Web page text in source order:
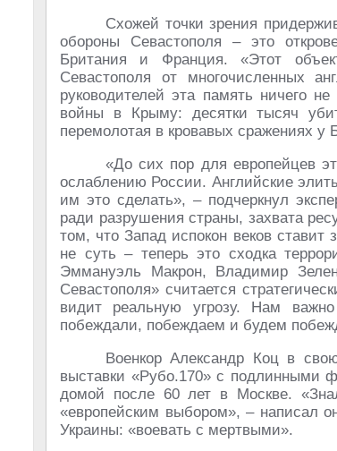
Схожей точки зрения
обороны Севастополя – это
Британия и Франция. «Этот
Севастополя от многочисленных
руководителей эта память ничего
войны в Крыму: десятки тысяч
перемолотая в кровавых сражениях у
«До сих пор для европейцев
ослаблению России. Английские
им это сделать», – подчеркнул
ради разрушения страны, захвата
том, что Запад испокон веков
не суть – теперь это сходка
Эммануэль Макрон, Владимир
Севастополя» считается
видит реальную угрозу. Нам
побеждали, побеждаем и будем
Военкор Александр Коц в
выставки «Рубо.170» с подлинными
домой после 60 лет в Москве.
«европейским выбором», – написал
Украины: «воевать с мертвыми».